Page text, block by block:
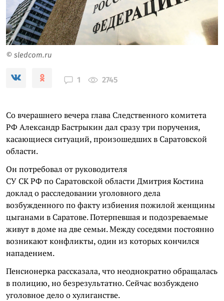
© sledcom.ru
1 2745
Со вчерашнего вечера глава Следственного комитета
РФ Александр Бастрыкин дал сразу три поручения,
касающиеся ситуаций, произошедших в Саратовской
области.
Он потребовал от руководителя
СУ СК РФ по Саратовской области Дмитрия Костина
доклад о расследовании уголовного дела
возбужденного по факту избиения пожилой женщины
цыганами в Саратове. Потерпевшая и подозреваемые
живут в доме на две семьи. Между соседями постоянно
возникают конфликты, один из которых кончился
нападением.
Пенсионерка рассказала, что неоднократно обращалась
в полицию, но безрезультатно. Сейчас возбуждено
уголовное дело о хулиганстве.